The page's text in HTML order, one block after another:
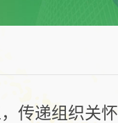
传递组织关怀